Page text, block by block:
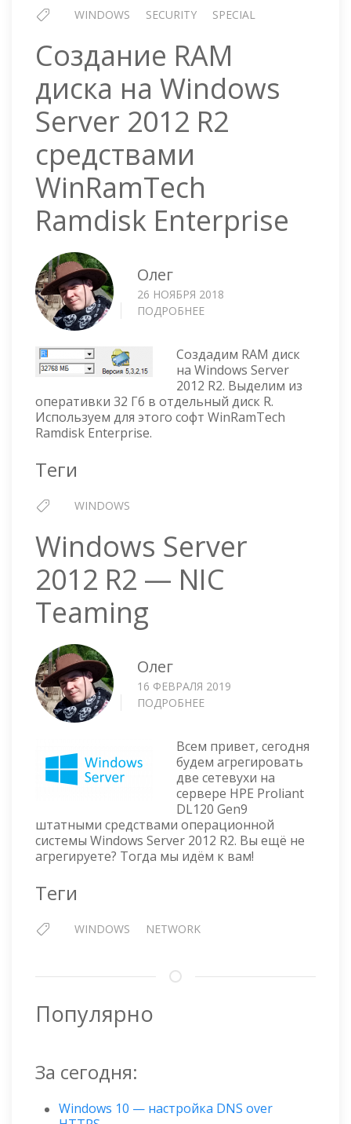
WINDOWS SECURITY SPECIAL
Создание RAM
диска на Windows
Server 2012 R2
средствами
WinRamTech
Ramdisk Enterprise
Олег
26 НОЯБРЯ 2018
ПОДРОБНЕЕ
ДИСКА
НА
WINDOWS
SERVER
2012
Создадим RAM диск
на Windows Server
2012 R2. Выделим из
оперативки 32 Гб в отдельный диск R.
Используем для этого софт WinRamTech
Ramdisk Enterprise.
Теги
WINDOWS
Windows Server
2012 R2 — NIC
Teaming
Олег
16 ФЕВРАЛЯ 2019
ПОДРОБНЕЕ
2012
R2
—
NIC
TEAMING
Всем привет, сегодня
будем агрегировать
две сетевухи на
сервере HPE Proliant
DL120 Gen9
штатными средствами операционной
системы Windows Server 2012 R2. Вы ещё не
агрегируете? Тогда мы идём к вам!
Теги
WINDOWS NETWORK
Популярно
За сегодня:
Windows 10 — настройка DNS over